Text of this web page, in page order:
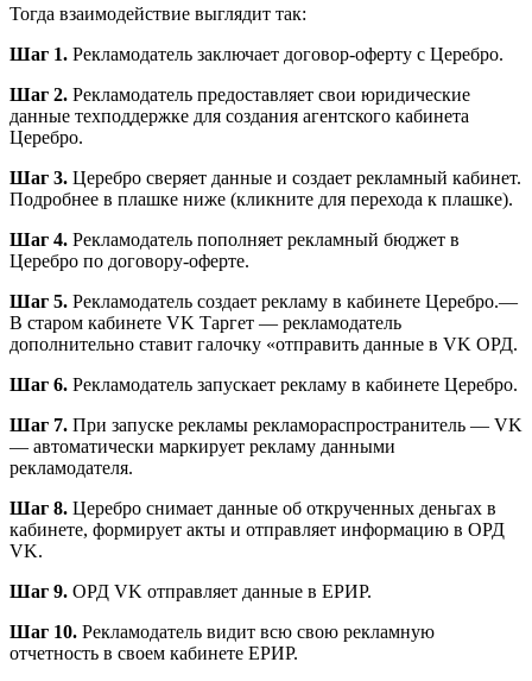
Тогда взаимодействие выглядит так:
Шаг 1. Рекламодатель заключает договор-оферту с Церебро.
Шаг 2. Рекламодатель предоставляет свои юридические
данные техподдержке для создания агентского кабинета
Церебро.
Шаг 3. Церебро сверяет данные и создает рекламный кабинет.
Подробнее в плашке ниже (кликните для перехода к плашке).
Шаг 4. Рекламодатель пополняет рекламный бюджет в
Церебро по договору-оферте.
Шаг 5. Рекламодатель создает рекламу в кабинете Церебро.—
В старом кабинете VK Таргет — рекламодатель
дополнительно ставит галочку «отправить данные в VK ОРД.
Шаг 6. Рекламодатель запускает рекламу в кабинете Церебро.
Шаг 7. При запуске рекламы рекламораспространитель — VK
— автоматически маркирует рекламу данными
рекламодателя.
Шаг 8. Церебро снимает данные об открученных деньгах в
кабинете, формирует акты и отправляет информацию в ОРД
VK.
Шаг 9. ОРД VK отправляет данные в ЕРИР.
Шаг 10. Рекламодатель видит всю свою рекламную
отчетность в своем кабинете ЕРИР.